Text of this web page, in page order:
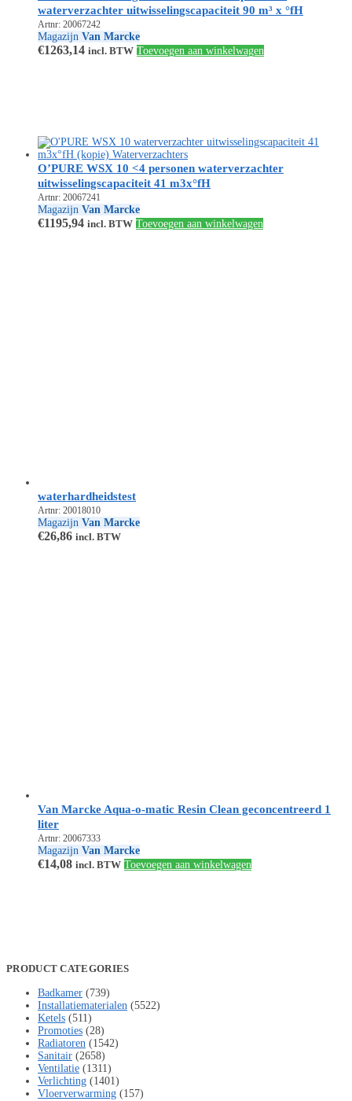
waterverzachter uitwisselingscapaciteit 90 m³ x °fH
Artnr: 20067242
Magazijn Van Marcke
€1263,14 incl. BTW Toevoegen aan winkelwagen
O’PURE WSX 10 <4 personen waterverzachter
uitwisselingscapaciteit 41 m3x°fH
Artnr: 20067241
Magazijn Van Marcke
€1195,94 incl. BTW Toevoegen aan winkelwagen
waterhardheidstest
Artnr: 20018010
Magazijn Van Marcke
€26,86 incl. BTW
Van Marcke Aqua-o-matic Resin Clean geconcentreerd 1
liter
Artnr: 20067333
Magazijn Van Marcke
€14,08 incl. BTW Toevoegen aan winkelwagen
PRODUCT CATEGORIES
Badkamer (739)
Installatiematerialen (5522)
Ketels (511)
Promoties (28)
Radiatoren (1542)
Sanitair (2658)
Ventilatie (1311)
Verlichting (1401)
Vloerverwarming (157)